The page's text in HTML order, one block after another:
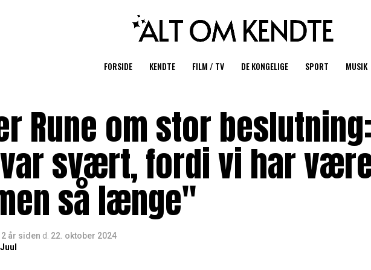
FORSIDE KENDTE FILM / TV DE KONGELIGE SPORT MUSIK
Rune om stor
svært, fordi vi har
så længe"
2 år siden d. 22. oktober 2024